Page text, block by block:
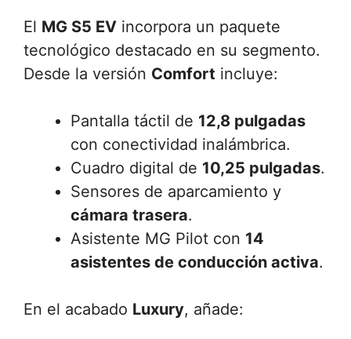
El MG S5 EV incorpora un paquete
tecnológico destacado en su segmento.
Desde la versión Comfort incluye:
Pantalla táctil de 12,8 pulgadas
con conectividad inalámbrica.
Cuadro digital de 10,25 pulgadas.
Sensores de aparcamiento y
cámara trasera.
Asistente MG Pilot con 14
asistentes de conducción activa.
En el acabado Luxury, añade: